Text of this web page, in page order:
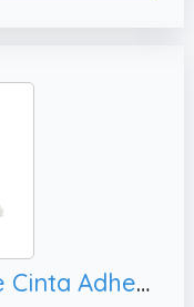
Wedge Guys 15 Tiras de Cinta Adhesiva Doble Cara Cinta Doble Cara para Regrip de Palos de Golf - Repuesto Profesional para Grip Golf - Golf Accesorios - 5,4 cm